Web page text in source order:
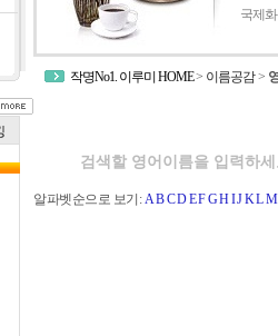
국제
작명No1. 이루미 HOME> 이름공감>
알파벳순으로 보기:AB CD EF GH IJ KL M